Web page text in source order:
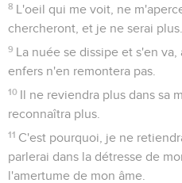
8 L'oeil qui me voit, ne
chercheront, et je ne serai plus.
9 La nuée se dissipe et s'en
enfers n'en remontera pas.
10 Il ne reviendra plus dans sa
reconnaîtra plus.
11 C'est pourquoi, je ne
parlerai dans la détresse de
l'amertume de mon âme.